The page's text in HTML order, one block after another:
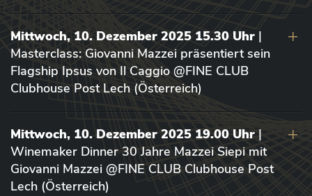
Mittwoch, 10. Dezember 2025 15.30 Uhr |
Masterclass: Giovanni Mazzei präsentiert sein
Flagship Ipsus von Il Caggio @FINE CLUB
Clubhouse Post Lech (Österreich)
Mittwoch, 10. Dezember 2025 19.00 Uhr |
Winemaker Dinner 30 Jahre Mazzei Siepi mit
Giovanni Mazzei @FINE CLUB Clubhouse Post
Lech (Österreich)